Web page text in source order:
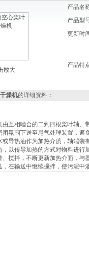
放大
产品名
产品型
更新时
产品特
燥机的详细资料：
由互相啮合的二到四根桨叶轴
闭氛围下送至尾气处理装置，避
或导热油作为加热介质，轴端
，以传导加热的方式对物料进
、搅拌，不断更新加热介面，
，在输送中继续搅拌，使污泥